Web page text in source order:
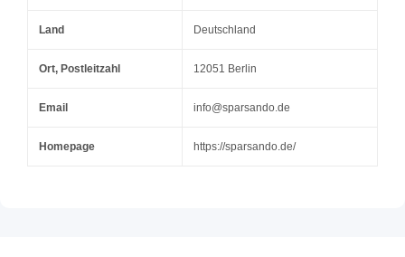
Land Deutschland
Ort, Postleitzahl 12051 Berlin
Email info@sparsando.de
Homepage https://sparsando.de/